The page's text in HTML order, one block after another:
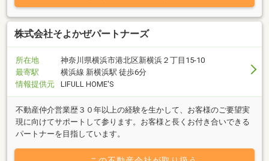
株式会社そよかぜパートナーズ
所在地
神奈川県横浜市港北区新横浜２丁目15-10
最寄駅
横浜線 新横浜駅 徒歩6分
情報提供元
LIFULL HOME'S
不動産仲介営業歴３０年以上の経験を生かして、お客様のご要望実
現に向けてサポートして参ります。お客様と長くお付き合いできる
パートナーを目指しています。